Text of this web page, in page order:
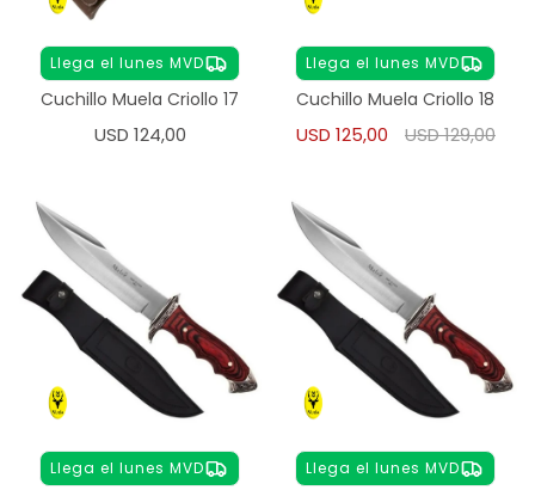
Llega el lunes MVD
Cuchillo Muela Criollo 17
USD 124,00
Llega el lunes MVD
Cuchillo Muela Criollo 18
USD 125,00 USD129,00
Llega el lunes MVD Llega el lunes MVD